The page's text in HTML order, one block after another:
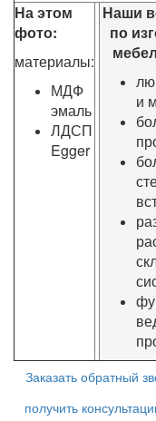
На этом
фото:
материалы:
МДФ
эмаль
ЛДСП
Egger
Наши
по
и
Заказать обратный
получить